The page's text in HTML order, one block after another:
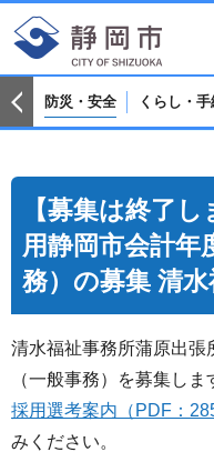
防災・安全 くらし・手
【募集は終了
用静岡市会計年
務）の募集 清
清水福祉事務所蒲原出張
（一般事務）を募集しま
採用選考案内（PDF：
みください。